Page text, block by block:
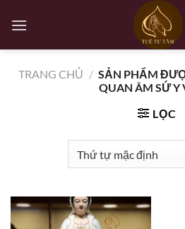
qua
TRANG CHỦ / SẢN PHẨM
QUAN ÂM SỨ Y
LỌC